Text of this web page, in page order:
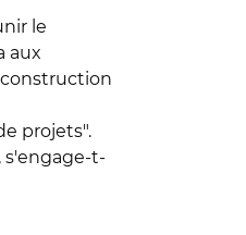
le
aux
projets".
s'engage-t-